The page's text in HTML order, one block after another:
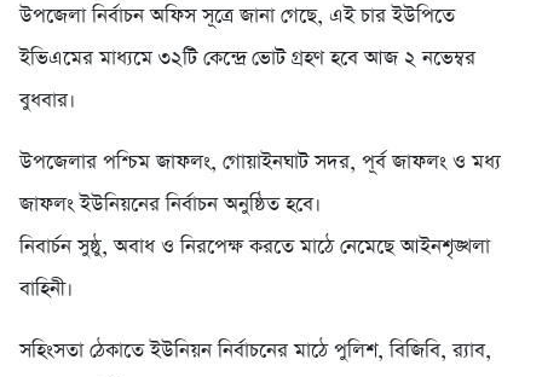
উপজেলা নির্বাচন অফিস সূত্রে জানা গেছে, এই চার ইউপিতে
ইভিএমের মাধ্যমে ৩২টি কেন্দ্রে ভোট গ্রহণ হবে আজ ২ নভেম্বর
বুধবার।
উপজেলার পশ্চিম জাফলং, গোয়াইনঘাট সদর, পূর্ব জাফলং ও মধ্য
জাফলং ইউনিয়নের নির্বাচন অনুষ্ঠিত হবে।
নিবার্চন সুষ্ঠু, অবাধ ও নিরপেক্ষ করতে মাঠে নেমেছে আইনশৃঙ্খলা
বাহিনী।
সহিংসতা ঠেকাতে ইউনিয়ন নির্বাচনের মাঠে পুলিশ, বিজিবি, র‍্যাব,